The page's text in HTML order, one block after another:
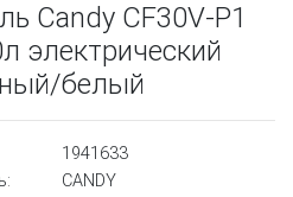
Candy CF30V-P1
электрический
белый
1941633
CANDY